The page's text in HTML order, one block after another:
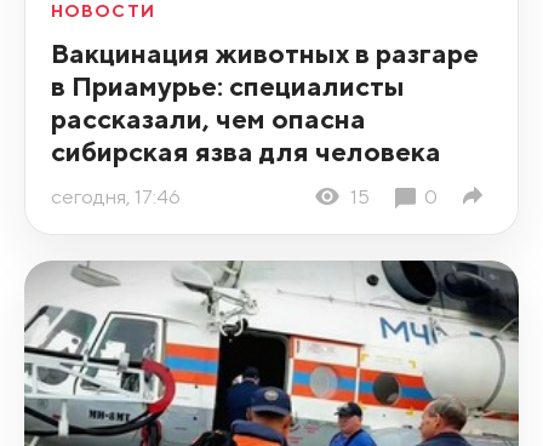
НОВОСТИ
Вакцинация животных в разгаре
в Приамурье: специалисты
рассказали, чем опасна
сибирская язва для человека
сегодня, 17:46 15 0